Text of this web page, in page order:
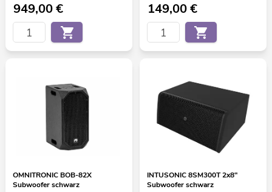
949,00€ 149,00€
OMNITRONIC BOB-82X
Subwoofer schwarz
INTUSONIC 8SM300T 2x8"
Subwoofer schwarz